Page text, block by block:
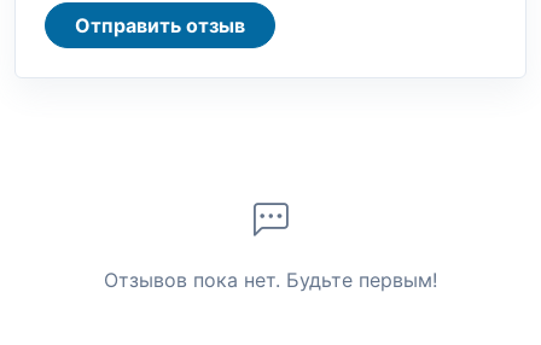
Отправить отзыв
Отзывов пока нет. Будьте первым!